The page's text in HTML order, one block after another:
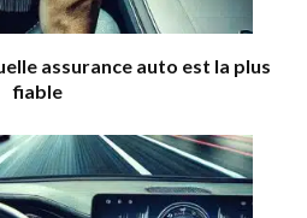
assurance auto est la plus
fiable